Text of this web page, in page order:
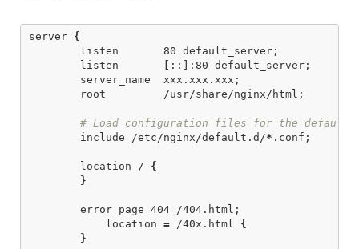
server {
        listen       80 default_server
;
        listen
::]:80 default_server ;
        server_name  xxx.xxx.xxx
;
        root         /usr/share/nginx/html
;
# Load configuration files for the default
        include /etc/nginx/default.d/
* .conf ;
        location /
{
}
        error_page 404 /404.html
;
            location
= /40x.html {
}